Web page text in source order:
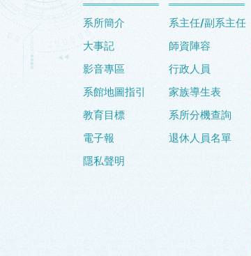
系所簡介
大事記
影音專區
系館地圖指引
教育目標
電子報
隱私聲明
系主任/副系主任
師資陣容
行政人員
家族導生表
系所分機查詢
退休人員名單